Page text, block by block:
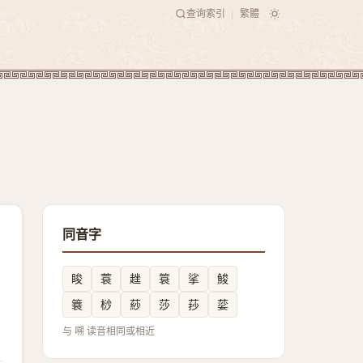
查询索引 繁體
同音字
睃 蓑 趖 簑 挲
鮻
簔
桫 䔋 莎 莏 䓾
与 嗍 读音相同或相近